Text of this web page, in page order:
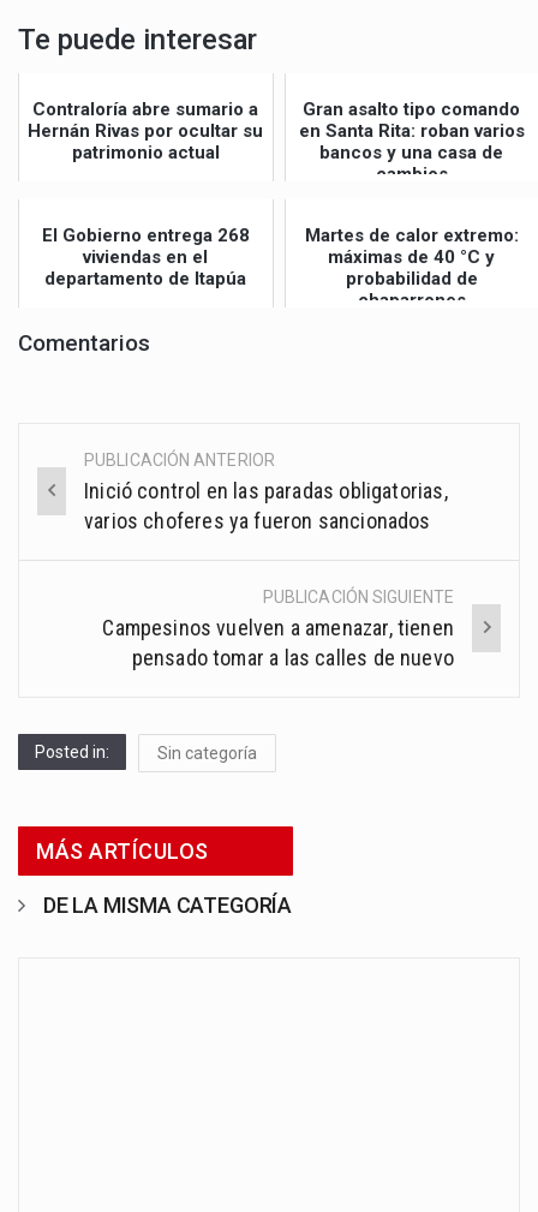
Te puede interesar
Contraloría abre sumario a
Hernán Rivas por ocultar su
patrimonio actual
Gran asalto tipo comando
en Santa Rita: roban varios
bancos y una casa de
cambios
El Gobierno entrega 268
viviendas en el
departamento de Itapúa
Martes de calor extremo:
máximas de 40 °C y
probabilidad de
chaparrones
Comentarios
Post
navigation
PUBLICACIÓN ANTERIOR
Inició control en las paradas obligatorias,
varios choferes ya fueron sancionados
PUBLICACIÓN SIGUIENTE
Campesinos vuelven a amenazar, tienen
pensado tomar a las calles de nuevo
Posted in: Sin categoría
MÁS ARTÍCULOS
DE LA MISMA CATEGORÍA